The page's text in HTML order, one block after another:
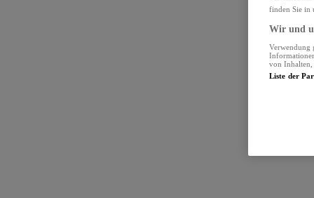
finden Sie in
Wir und
Verwendung
von Inhalten,
Liste der